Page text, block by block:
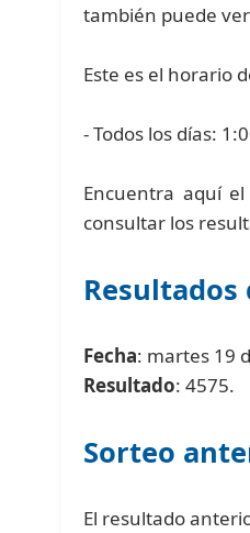
también puede
Este es el horario
- Todos los días:
Encuentra aquí el
consultar los
Resultados
Fecha: martes 19
Resultado: 4575.
Sorteo
El resultado